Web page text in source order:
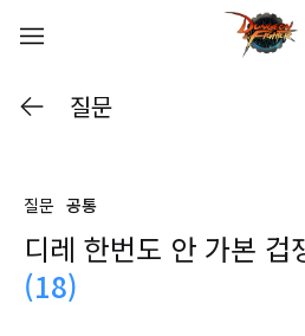
질문
질문 공통
디레 한번도 안 가본 겁
(18)